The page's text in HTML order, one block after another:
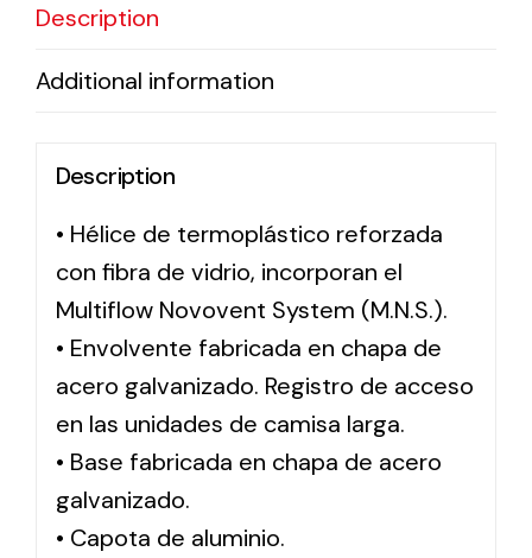
Solar lighting
Description
Additional information
Description
• Hélice de termoplástico reforzada
con fibra de vidrio, incorporan el
Multiflow Novovent System (M.N.S.).
• Envolvente fabricada en chapa de
acero galvanizado. Registro de acceso
en las unidades de camisa larga.
• Base fabricada en chapa de acero
galvanizado.
• Capota de aluminio.